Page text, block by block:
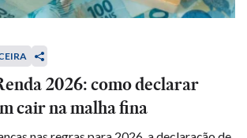
2026: como declarar
cair na malha fina